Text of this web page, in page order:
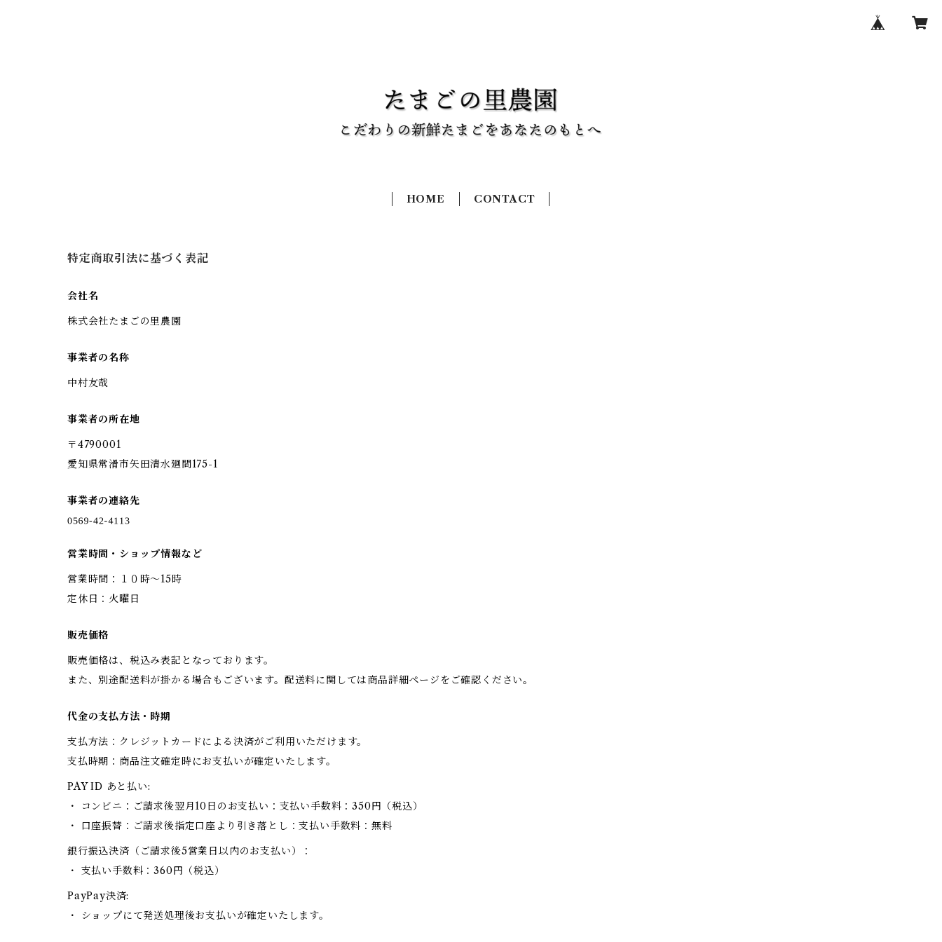
HOME CONTACT
特定商取引法に基づく表記
会社名
株式会社たまごの里農園
事業者の名称
中村友哉
事業者の所在地
〒4790001
愛知県常滑市矢田清水廻間175-1
事業者の連絡先
営業時間・ショップ情報など
営業時間：１０時～15時
定休日：火曜日
販売価格
販売価格は、税込み表記となっております。
また、別途配送料が掛かる場合もございます。配送料に関しては商品詳細ページをご確認ください。
代金の支払方法・時期
支払方法：クレジットカードによる決済がご利用いただけます。
支払時期：商品注文確定時にお支払いが確定いたします。
PAY ID あと払い:
・ コンビニ：ご請求後翌月10日のお支払い：支払い手数料：350円（税込）
・ 口座振替：ご請求後指定口座より引き落とし：支払い手数料：無料
銀行振込決済（ご請求後5営業日以内のお支払い）：
・ 支払い手数料：360円（税込）
PayPay決済:
・ ショップにて発送処理後お支払いが確定いたします。